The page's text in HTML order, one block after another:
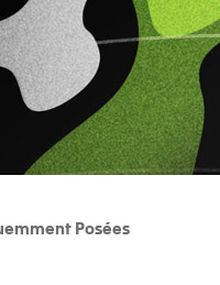
Posées